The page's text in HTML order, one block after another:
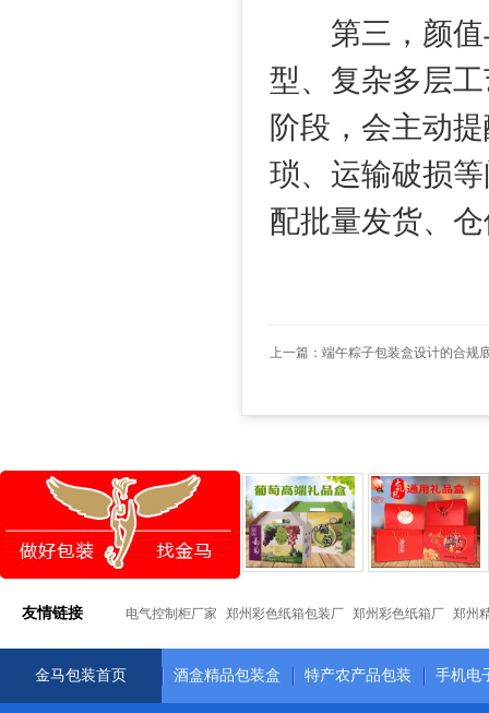
第三，颜值
型、复杂多层
阶段，会主动
琐、运输破损
配批量发货、
上一篇： 端午粽子包装盒设计的合规
友情链接 电气控制柜厂家 郑州彩色纸箱包装厂 郑州彩色纸箱厂 郑州
金马包装首页 酒盒精品包装盒 特产农产品包装 手机电